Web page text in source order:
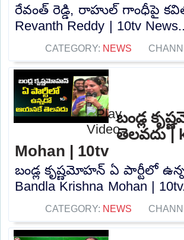
రేవంత్ రెడ్డి, రాహుల్ గాంధీపై కవిత
Revanth Reddy | 10tv
CATEGORY: NEWS
బండ్ల
తెలవదు |
Mohan | 10tv
బండ్ల కృష్ణమోహన్‌ ఏ పార్టీలో
Bandla Krishna Mohan |
CATEGORY: NEWS